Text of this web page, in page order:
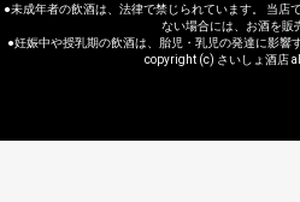
●未成年者の飲酒は、法律で禁じられています。 当店
ない場合には、お酒を販
●妊娠中や授乳期の飲酒は、胎児・乳児の発達に影響
copyright (c) さいしょ酒店